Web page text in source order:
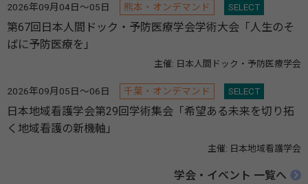
2026年09月04日～05日 熊本・オンデマンド SELECT
第67回日本人間ドック・予防医療学会学術大会「人生のそ
ばに予防医療を」
主催: 日本人間ドック・予防医療学会
2026年09月05日～06日 千葉・オンデマンド SELECT
日本地域看護学会第29回学術集会「希望ある未来を切り拓
く地域看護の新機軸」
主催: 日本地域看護学会
学会・イベント 一覧へ